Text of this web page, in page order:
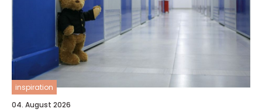
inspiration
04. August 2026